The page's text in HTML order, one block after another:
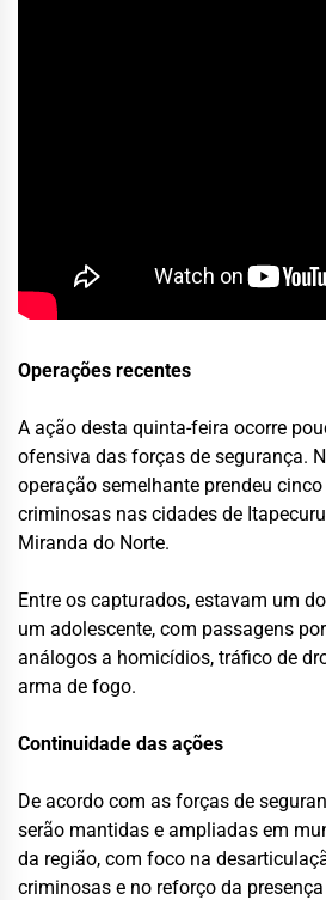
Operações recentes
A ação desta quinta-feira ocorre
ofensiva das forças de segurança.
operação semelhante prendeu
criminosas nas cidades de
Miranda do Norte.
Entre os capturados, estavam um
um adolescente, com passagens
análogos a homicídios, tráfico de
arma de fogo.
Continuidade das ações
De acordo com as forças de
serão mantidas e ampliadas em
da região, com foco na
criminosas e no reforço da